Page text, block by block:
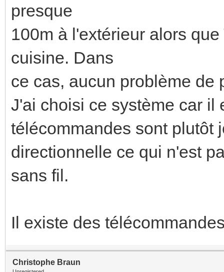
presque
100m à l'extérieur alors
cuisine. Dans
ce cas, aucun problème de
J'ai choisi ce système car il
télécommandes sont plutôt
directionnelle ce qui n'est
sans fil.
Il existe des
Christophe Braun